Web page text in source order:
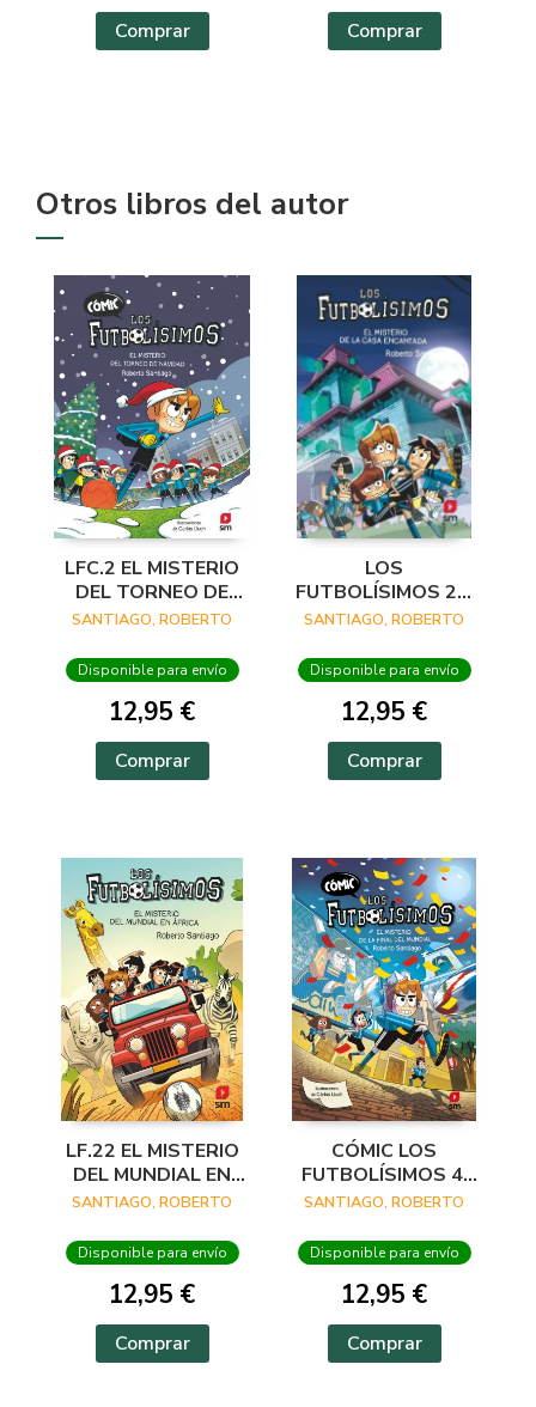
Comprar Comprar
Otros libros del autor
LFC.2 EL MISTERIO
DEL TORNEO DE
NAVIDAD
SANTIAGO, ROBERTO
Disponible para envío
12,95 €
Comprar
LOS
FUTBOLÍSIMOS 23:
EL MISTERIO DE LA
SANTIAGO, ROBERTO
Disponible para envío
12,95 €
Comprar
LF.22 EL MISTERIO
DEL MUNDIAL EN
AFRICA
SANTIAGO, ROBERTO
Disponible para envío
12,95 €
Comprar
CÓMIC LOS
FUTBOLÍSIMOS 4:
EL MISTERIO DE LA
MUNDIAL
SANTIAGO, ROBERTO
Disponible para envío
12,95 €
Comprar